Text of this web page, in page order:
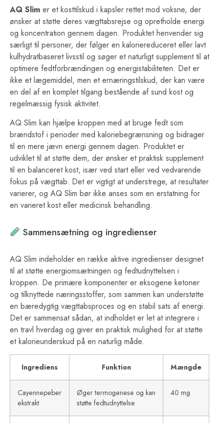
AQ Slim er et kosttilskud i kapsler rettet mod voksne, der
ønsker at støtte deres vægttabsrejse og opretholde energi
og koncentration gennem dagen. Produktet henvender sig
særligt til personer, der følger en kaloriereduceret eller lavt
kulhydratbaseret livsstil og søger et naturligt supplement til at
optimere fedtforbrændingen og energistabiliteten. Det er
ikke et lægemiddel, men et ernæringstilskud, der kan være
en del af en komplet tilgang bestående af sund kost og
regelmæssig fysisk aktivitet.
AQ Slim kan hjælpe kroppen med at bruge fedt som
brændstof i perioder med kaloriebegrænsning og bidrager
til en mere jævn energi gennem dagen. Produktet er
udviklet til at støtte dem, der ønsker et praktisk supplement
til en balanceret kost, især ved start eller ved vedvarende
fokus på vægttab. Det er vigtigt at understrege, at resultater
varierer, og AQ Slim bør ikke anses som en erstatning for
en varieret kost eller medicinsk behandling.
Sammensætning og ingredienser
AQ Slim indeholder en række aktive ingredienser designet
til at støtte energiomsætningen og fedtudnyttelsen i
kroppen. De primære komponenter er eksogene ketoner
og tilknyttede næringsstoffer, som sammen kan understøtte
en bæredygtig vægttabsproces og en stabil sats af energi.
Det er sammensat sådan, at indholdet er let at integrere i
en travl hverdag og giver en praktisk mulighed for at støtte
et kalorieunderskud på en naturlig måde.
Ingrediens Funktion Mængde
Cayennepeber
ekstrakt
Øger termogenese og kan
støtte fedtudnyttelse
40 mg